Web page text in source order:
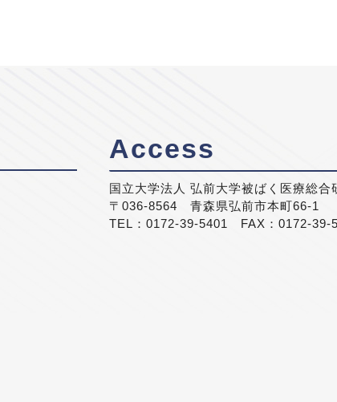
Access
国立大学法人 弘前大学被ばく医療総合
〒036-8564 青森県弘前市本町66-1
TEL：0172-39-5401 FAX：0172-39-